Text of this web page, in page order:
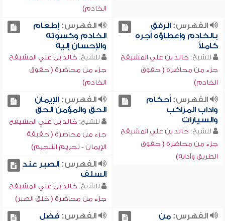
الخادم)
الفهرس:الرفق
بالخادم وإعطاؤه أجره
كاملاً
للشيخ: خالد بن علي المشيقح
جزء من محاضرة ( حقوق
الخادم)
الفهرس:إطعام
الخادم وكسوته
والإحسان إليه
للشيخ: خالد بن علي المشيقح
جزء من محاضرة ( حقوق
الخادم)
الفهرس:أحكام
وآداب المراكب
والسيارات
للشيخ: خالد بن علي المشيقح
جزء من محاضرة ( حقوق
الطريق وآدابه)
الفهرس:الإيمان
الحق والمؤمن الحق
للشيخ: خالد بن علي المشيقح
جزء من محاضرة ( حقيقة
الإيمان - تحريم التنجيم)
الفهرس:الصبر عند
السلف
للشيخ: خالد بن علي المشيقح
جزء من محاضرة ( خلق الصبر)
الفهرس:من
الفهرس:فضل